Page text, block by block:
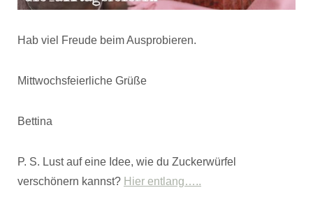
Hab viel Freude beim Ausprobieren.
Mittwochsfeierliche Grüße
Bettina
P. S. Lust auf eine Idee, wie du Zuckerwürfel
verschönern kannst? Hier entlang…..